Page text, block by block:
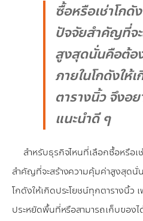
ซื้อหรือเช่าโก
ปัจจัยสำคัญที่จ
สูงสุดนั่นคือต้อ
ภายในโกดังให้
ตารางนิ้ว จึงอ
แนะนำดี ๆ
สำหรับธุรกิจไหนที่เลือกซื้อหรือ
สำคัญที่จะสร้างความคุ้มค่าสูงสุด
โกดังให้เกิดประโยชน์ทุกตารางนิ้ว
ประหยัดพื้นที่หรือสามารถเก็บของ